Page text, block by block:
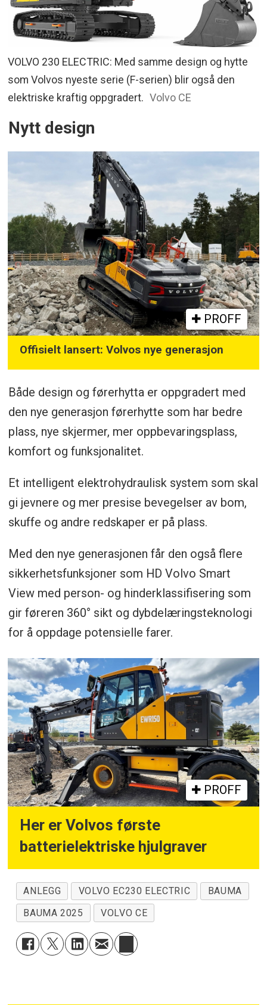
VOLVO 230 ELECTRIC: Med samme design og hytte
som Volvos nyeste serie (F-serien) blir også den
elektriske kraftig oppgradert. Volvo CE
Nytt design
PROFF
Offisielt lansert: Volvos nye generasjon
Både design og førerhytta er oppgradert med
den nye generasjon førerhytte som har bedre
plass, nye skjermer, mer oppbevaringsplass,
komfort og funksjonalitet.
Et intelligent elektrohydraulisk system som skal
gi jevnere og mer presise bevegelser av bom,
skuffe og andre redskaper er på plass.
Med den nye generasjonen får den også flere
sikkerhetsfunksjoner som HD Volvo Smart
View med person- og hinderklassifisering som
gir føreren 360° sikt og dybdelæringsteknologi
for å oppdage potensielle farer.
PROFF
Her er Volvos første
batterielektriske hjulgraver
ANLEGG VOLVO EC230 ELECTRIC
BAUMA
BAUMA 2025
VOLVO CE